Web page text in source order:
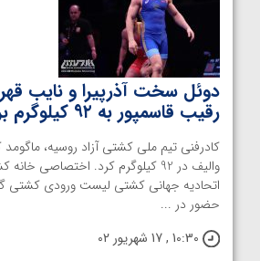
دوئل سخت آذرپیرا و نایب
رقیب قاسمپور به ۹۲ کیلوگرم برگشت!
کادرفنی تیم ملی کشتی آزاد روسیه، ماگومد
والیف در 92 کیلوگرم کرد. اختصاصی
اتحادیه جهانی کشتی لیست ورودی کشتی
حضور در ...
10:30 , 17 شهریور 02